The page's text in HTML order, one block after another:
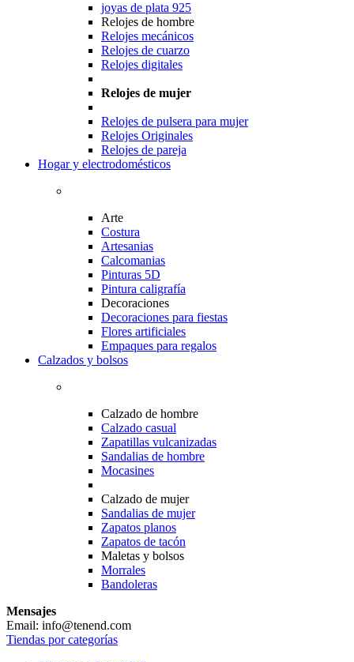
joyas de plata 925
Relojes de hombre
Relojes mecánicos
Relojes de cuarzo
Relojes digitales
Relojes de mujer
Relojes de pulsera para mujer
Relojes Originales
Relojes de pareja
Hogar y electrodomésticos
Arte
Costura
Artesanias
Calcomanias
Pinturas 5D
Pintura caligrafía
Decoraciones
Decoraciones para fiestas
Flores artificiales
Empaques para regalos
Calzados y bolsos
Calzado de hombre
Calzado casual
Zapatillas vulcanizadas
Sandalias de hombre
Mocasines
Calzado de mujer
Sandalias de mujer
Zapatos planos
Zapatos de tacón
Maletas y bolsos
Morrales
Bandoleras
Mensajes
Email: info@tenend.com
Tiendas por categorías